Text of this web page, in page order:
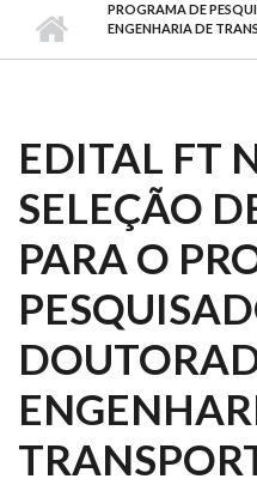
PROGRAMA DE
ENGENHARIA DE
EDITAL FT
SELEÇÃO
PARA O